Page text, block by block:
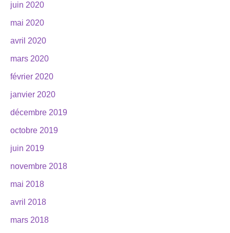
juin 2020
mai 2020
avril 2020
mars 2020
février 2020
janvier 2020
décembre 2019
octobre 2019
juin 2019
novembre 2018
mai 2018
avril 2018
mars 2018